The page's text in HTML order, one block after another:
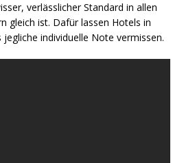
verlässlicher Standard in allen
gleich ist. Dafür lassen Hotels in
individuelle Note vermissen.